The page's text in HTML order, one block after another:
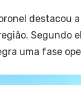
destacou
Segundo
uma fase